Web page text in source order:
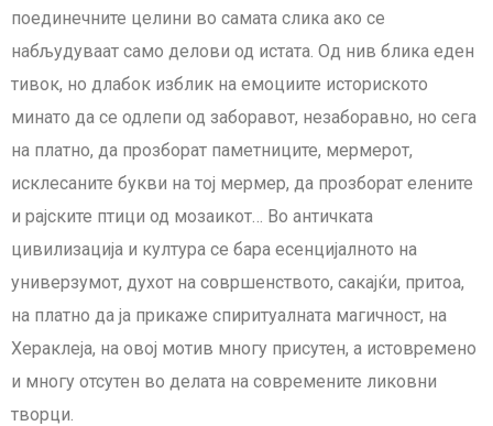
поединечните целини во самата слика ако се
набљудуваат само делови од истата. Од нив блика еден
тивок, но длабок изблик на емоциите историското
минато да се одлепи од заборавот, незаборавно, но сега
на платно, да прозборат паметниците, мермерот,
исклесаните букви на тој мермер, да прозборат елените
и рајските птици од мозаикот… Во античката
цивилизација и култура се бара есенцијалното на
универзумот, духот на совршенството, сакајќи, притоа,
на платно да ја прикаже спиритуалната магичност, на
Хераклеја, на овој мотив многу присутен, а истовремено
и многу отсутен во делата на современите ликовни
творци.